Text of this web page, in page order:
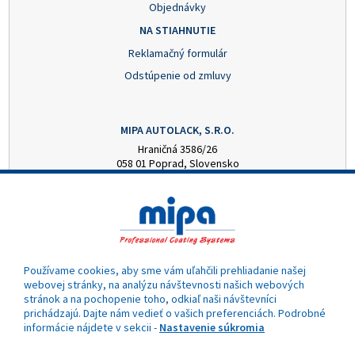
Objednávky
NA STIAHNUTIE
Reklamačný formulár
Odstúpenie od zmluvy
MIPA AUTOLACK, S.R.O.
Hraničná 3586/26
058 01 Poprad, Slovensko
mipa@autolack.sk
OTVÁRACIE HODINY
Pondelok - Piatok: 8:00 - 16:00 hod.
Používame cookies, aby sme vám uľahčili prehliadanie našej
webovej stránky, na analýzu návštevnosti našich webových
stránok a na pochopenie toho, odkiaľ naši návštevníci
prichádzajú. Dajte nám vedieť o vašich preferenciách. Podrobné
informácie nájdete v sekcii - Nastavenie súkromia